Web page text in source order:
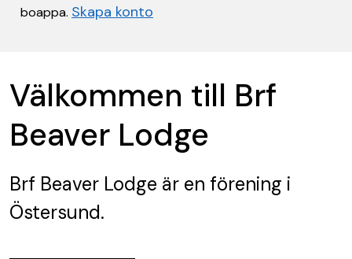
boappa. Skapa konto
Välkommen till Brf
Beaver Lodge
Brf Beaver Lodge är en förening i
Östersund.